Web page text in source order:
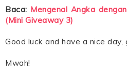
Baca: Mengenal Angka
(Mini Giveaway 3)
Good luck and have a nice day,
Mwah!